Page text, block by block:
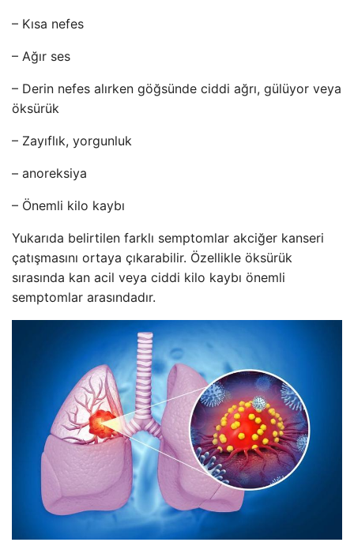
– Kısa nefes
– Ağır ses
– Derin nefes alırken göğsünde ciddi ağrı, gülüyor veya
öksürük
– Zayıflık, yorgunluk
– anoreksiya
– Önemli kilo kaybı
Yukarıda belirtilen farklı semptomlar akciğer kanseri
çatışmasını ortaya çıkarabilir. Özellikle öksürük
sırasında kan acil veya ciddi kilo kaybı önemli
semptomlar arasındadır.